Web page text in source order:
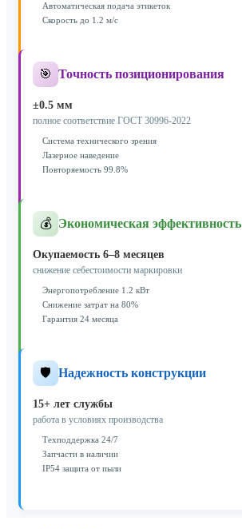
Автоматическая подача этикеток
Скорость до 1.2 м/с
🎯 Точность позиционирования
±0.5 мм
полное соответствие ГОСТ 30996-2022
Система технического зрения
Лазерное наведение
Повторяемость 99.8%
💰 Экономическая эффективность
Окупаемость 6–8 месяцев
снижение себестоимости маркировки
Энергопотребление 1.2 кВт
Снижение затрат на 80%
Гарантия 24 месяца
🛡️ Надежность конструкции
15+ лет службы
работа в условиях производства
Техподдержка 24/7
Запчасти в наличии
IP54 защита от пыли